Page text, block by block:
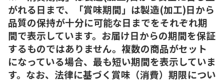
がれる日まで、「賞味期間」は製造(加工)日から
品質の保持が十分に可能な日までをそれぞれ期
間で表示しています。お届け日からの期間を保証
するものではありません。複数の商品がセット
になっている場合、最も短い期間を表示していま
す。なお、法律に基づく賞味（消費）期限につい